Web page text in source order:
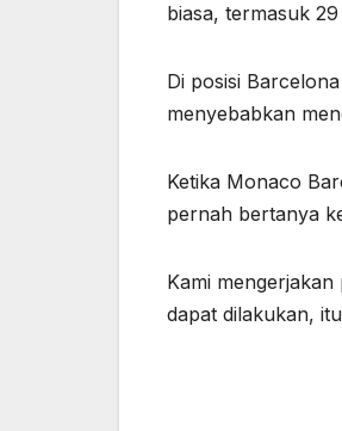
biasa, termasuk 29
Di posisi
menyebabkan
Ketika Monaco
pernah bertanya
Kami
dapat dilakukan,